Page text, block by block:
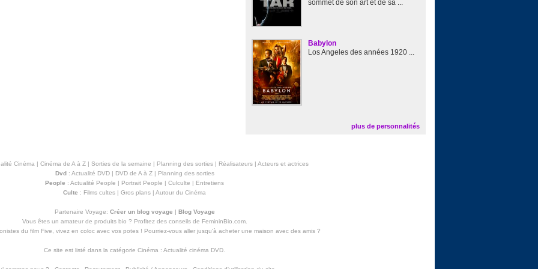
sommet de son art et de sa ...
Babylon
Los Angeles des années 1920 ...
plus de personnalités
Cinéma | Cinéma de A à Z| Sorties de la semaine | Planning des sorties| Réalisateurs| Acteurs et actrices
Dvd: Actualité DVD| DVD de A à Z| Planning des sorties
People : Actualité People | Portrait People | Culculte | Entretiens
Culte : Films cultes | Gros plans | Autour du Cinéma
Partenaire Voyage: Créer un blog voyage | Blog Voyage
Vous êtes un amateur de produits bio ? Profitez des conseils de FemininBio.com.
du film Five, vivez en coloc avec vos potes ! Pourriez-vous aller jusqu'à acheter une maison avec des amis?
Ce site est listé dans la catégorie Cinéma : Actualité cinéma DVD